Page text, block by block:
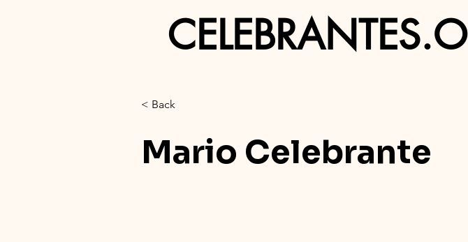
< Back
Mario Celebrante